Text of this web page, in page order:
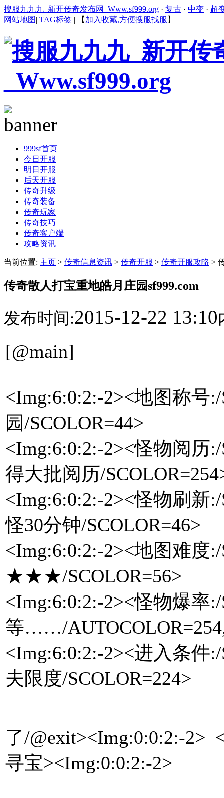
搜服九九九_新开传奇发布网_Www.sf999.org · 复古 · 中变 · 超
网站地图| TAG标签 | 【 加入收藏,方便搜服找服 】
999sf首页
今日开服
明日开服
后天开服
传奇升级
传奇装备
传奇玩家
传奇技巧
传奇客户端
攻略资讯
当前位置: 主页 > 传奇信息资讯 > 传奇开服 > 传奇开服攻略 >
传奇散人打宝重地皓月庄园sf999.com
发布时间:2015-12-22 13:10
[@main]
<Img:6:0:2:-2><地图称号
园/SCOLOR=44>
<Img:6:0:2:-2><怪物阅历
得大批阅历/
<Img:6:0:2:-2><怪物刷新
怪30分钟/SCOLOR=46>
<Img:6:0:2:-2><地图难度
★★★/SCOLOR=56>
<Img:6:0:2:-2><怪物爆率
等……/
<Img:6:0:2:-2><进入条件
夫限度/SCOLOR=224>
了/@exit><Img:0:0:2:-2>
寻宝><Img:0:0:2:-2>